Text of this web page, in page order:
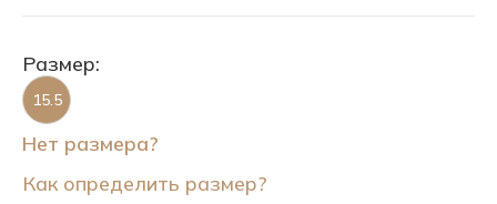
Размер:
15.5
Нет размера?
Как определить размер?